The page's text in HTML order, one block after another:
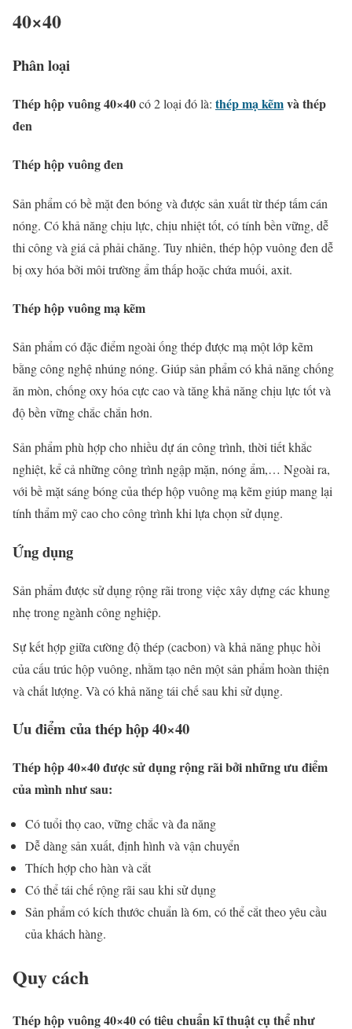
40×40
Phân loại
Thép hộp vuông 40×40có 2 loại đó là: thép mạ kẽmvà thép
đen
Thép hộp vuông đen
Sản phẩm có bề mặt đen bóng và được sản xuất từ thép tấm cán
nóng. Có khả năng chịu lực, chịu nhiệt tốt, có tính bền vững, dễ
thi công và giá cả phải chăng. Tuy nhiên, thép hộp vuông đen dễ
bị oxy hóa bởi môi trường ẩm thấp hoặc chứa muối, axit.
Thép hộp vuông mạ kẽm
Sản phẩm có đặc điểm ngoài ống thép được mạ một lớp kẽm
bằng công nghệ nhúng nóng. Giúp sản phẩm có khả năng chống
ăn mòn, chống oxy hóa cực cao và tăng khả năng chịu lực tốt và
độ bền vững chắc chắn hơn.
Sản phẩm phù hợp cho nhiều dự án công trình, thời tiết khắc
nghiệt, kể cả những công trình ngập mặn, nóng ẩm,… Ngoài ra,
với bề mặt sáng bóng của thép hộp vuông mạ kẽm giúp mang lại
tính thẩm mỹ cao cho công trình khi lựa chọn sử dụng.
Ứng dụng
Sản phẩm được sử dụng rộng rãi trong việc xây dựng các khung
nhẹ trong ngành công nghiệp.
Sự kết hợp giữa cường độ thép (cacbon) và khả năng phục hồi
của cấu trúc hộp vuông, nhằm tạo nên một sản phẩm hoàn thiện
và chất lượng. Và có khả năng tái chế sau khi sử dụng.
Ưu điểm của thép hộp 40×40
Thép hộp 40×40 được sử dụng rộng rãi bởi những ưu điểm
của mình như sau:
Có tuổi thọ cao, vững chắc và đa năng
Dễ dàng sản xuất, định hình và vận chuyển
Thích hợp cho hàn và cắt
Có thể tái chế rộng rãi sau khi sử dụng
Sản phẩm có kích thước chuẩn là 6m, có thể cắt theo yêu cầu
của khách hàng.
Quy cách
Thép hộp vuông 40×40 có tiêu chuẩn kĩ thuật cụ thể như